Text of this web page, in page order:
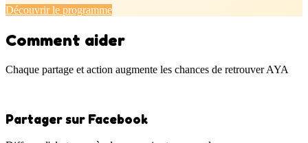
Découvrir le programme
Comment aider
Chaque partage et action augmente les chances de retrouver AYA
Partager sur Facebook